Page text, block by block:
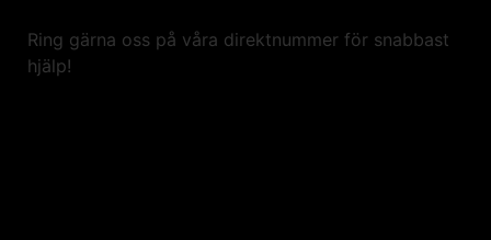
Ring gärna oss på våra direktnummer för snabbast
hjälp!